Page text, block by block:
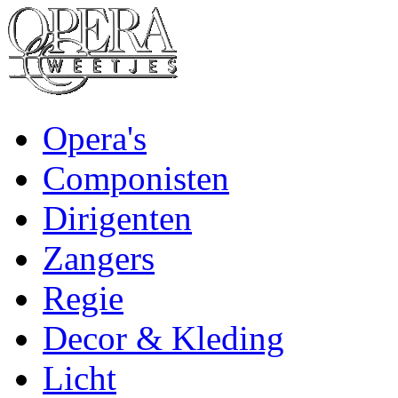
Opera's
Componisten
Dirigenten
Zangers
Regie
Decor & Kleding
Licht